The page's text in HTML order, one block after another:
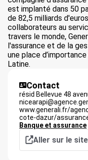
est implanté dans 50
de 82,5 milliards
collaborateurs au
travers le monde,
l'assurance et de la
une place
Latine.
Contact
résid Bellevue 48
www.generali.fr/
cote-dazur/
Banque et assurance
Aller sur le site